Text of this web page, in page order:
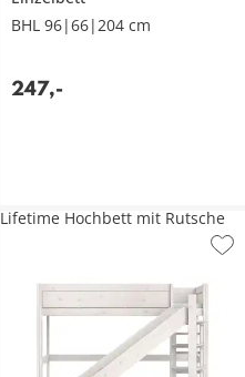
BHL 96|66|204 cm
247,-
Lifetime Hochbett mit Rutsche